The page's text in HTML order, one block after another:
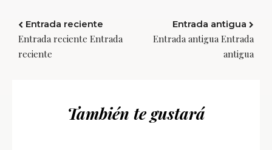
Entrada reciente
Entrada reciente Entrada
reciente
Entrada antigua
Entrada antigua Entrada
antigua
También te gustará